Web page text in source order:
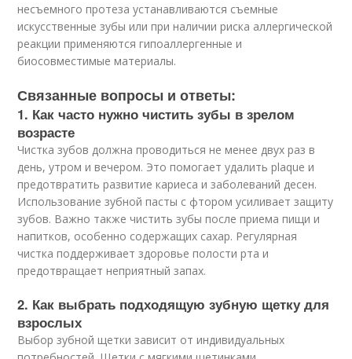
несъемного протеза устанавливаются съемные
искусственные зубы или при наличии риска аллергической
реакции применяются гипоаллергенные и
биосовместимые материалы.
Связанные вопросы и ответы:
1. Как часто нужно чистить зубы в зрелом
возрасте
Чистка зубов должна проводиться не менее двух раз в
день, утром и вечером. Это помогает удалить plaque и
предотвратить развитие кариеса и заболеваний десен.
Использование зубной пасты с фтором усиливает защиту
зубов. Важно также чистить зубы после приема пищи и
напитков, особенно содержащих сахар. Регулярная
чистка поддерживает здоровье полости рта и
предотвращает неприятный запах.
2. Как выбрать подходящую зубную щетку для
взрослых
Выбор зубной щетки зависит от индивидуальных